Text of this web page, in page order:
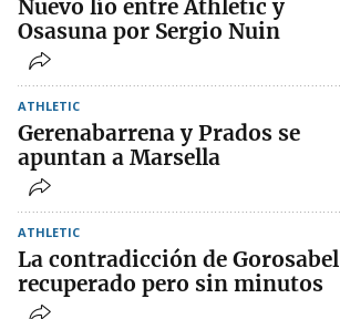
Nuevo lío entre Athletic y
Osasuna por Sergio Nuin
ATHLETIC
Gerenabarrena y Prados se
apuntan a Marsella
ATHLETIC
La contradicción de
recuperado pero sin minutos